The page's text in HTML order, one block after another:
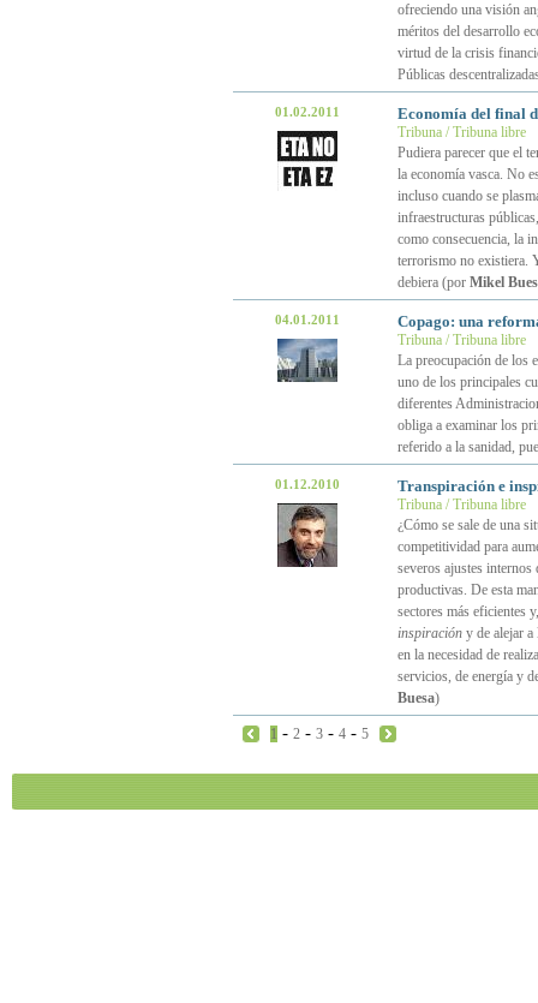
ofreciendo una visión
méritos del desarrollo
virtud de la crisis
Públicas
01.02.2011 Economía del final
Tribuna / Tribuna libre
Pudiera parecer que el
la economía vasca. No
incluso cuando se
infraestructuras
como consecuencia, la
terrorismo no existiera.
debiera (por Mikel
04.01.2011 Copago: una
Tribuna / Tribuna libre
La preocupación de los
uno de los principales
diferentes
obliga a examinar los
referido a la sanidad,
01.12.2010 Transpiración e
Tribuna / Tribuna libre
¿Cómo se sale de una
competitividad para
severos ajustes internos
productivas. De esta
sectores más eficientes
inspiracióny de alejar a
en la necesidad de
servicios, de energía y
Buesa)
1 - 2 - 3 - 4 - 5